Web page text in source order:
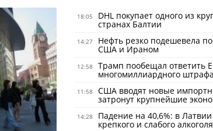
18:05 DHL покупает одного из
странах Балтии
14:27 Нефть резко подешевела
США и Ираном
12:58 Трамп пообещал ответить
многомиллиардного
11:58 США вводят новые
затронут крупнейшие
14:28 Падение на 40,6%: в
крепкого и слабого алкоголя